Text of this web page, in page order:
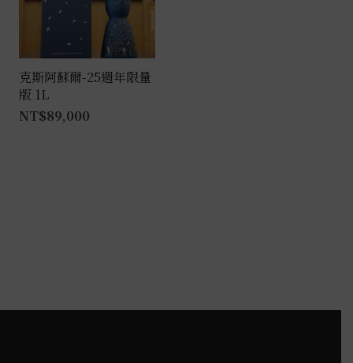
克斯阿蘇爾-25週年限量
版 1L
NT$89,000